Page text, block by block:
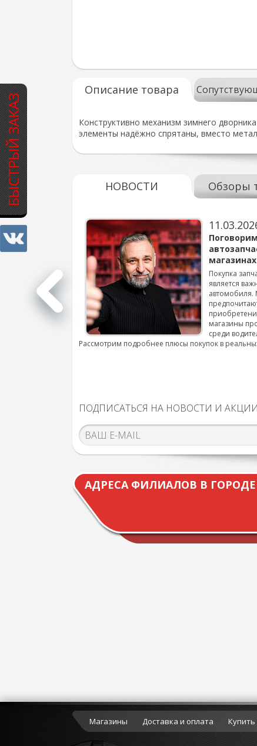
БЫСТРЫЙ ЗАКАЗ
Описание товара
Конструктивно механизм зимнего
элементы надёжно спрятаны, вместо
НОВОСТИ Обзоры
для
подробнее...
Покупка
является
автомобиля.
магазины
среди
Рассмотрим подробнее плюсы покупок в
ПОДПИСАТЬСЯ НА НОВОСТИ И АКЦИИ
АДРЕСА ФИЛИАЛОВ В ГОРОДЕ
Магазины Доставка и оплата